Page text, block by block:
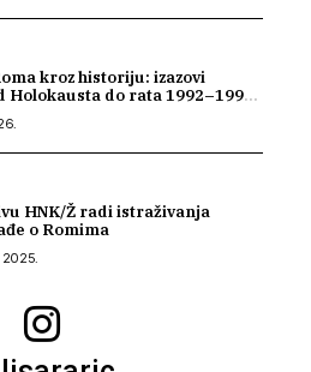
kroz historiju: izazovi
Holokausta do rata 1992–1995
HNK/Ž radi istraživanja
o Romima
2025.